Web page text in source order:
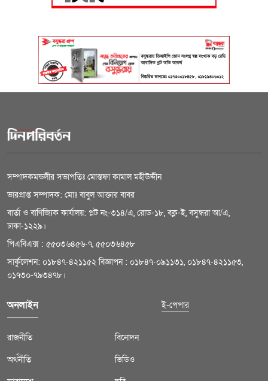
সম্পাদকমন্ডলীর সভাপতিঃ মোস্তফা কামাল মহীউদ্দীন
ভারপ্রাপ্ত সম্পাদক: মোঃ বাবুল আক্তার বাবর
বার্তা ও বাণিজ্যিক কার্যালয়: প্লট নং-৩১৪/এ, রোড-১৮, বক্ল-ই, বসুন্ধরা আ/এ,
ঢাকা-১২২৯।
পিএবিএক্স : ৫৫০৩৬৪৫৬-৭, ৫৫০৩৬৪৫৮
সার্কুলেশন: ০১৮৪৭-৪২১১৫২ বিজ্ঞাপন : ০১৮৪৭-০৯১১৩১, ০১৮৪৭-৪২১১৫৩,
০১৭৩০-৭৯৩৪৭৮।
অনলাইন ই-পেপার
রাজনীতি
অর্থনীতি
বিনোদন
ভিডিও